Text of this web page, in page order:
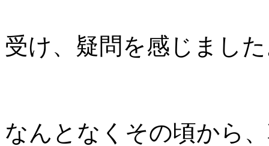
受け、疑問を感じまし
なんとなくその頃から